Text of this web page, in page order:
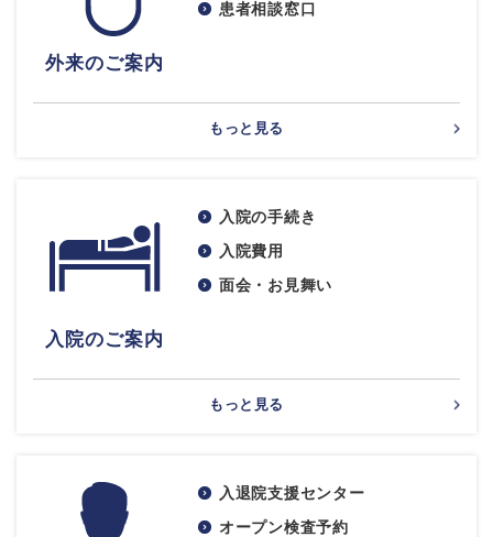
外来のご案内
患者相談窓口
もっと見る
入院のご案内
入院の手続き
入院費用
面会・お見舞い
もっと見る
入退院支援センター
オープン検査予約